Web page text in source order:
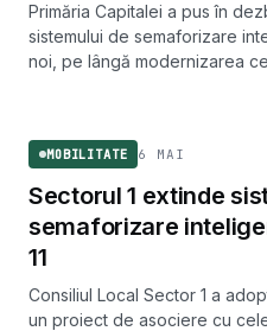
Primăria Capitalei a pus în
sistemului de semaforizare
noi, pe lângă modernizarea
MOBILITATE 6 MAI
Sectorul 1 extinde
semaforizare
11
Consiliul Local Sector 1 a
un proiect de asociere cu